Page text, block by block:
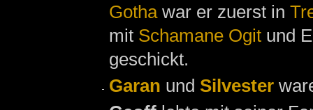
Gothawar er zuerst in
mit Schamane Ogit und
geschickt.
Garan und Silvester